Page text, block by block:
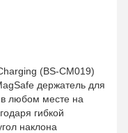
(BS-CM019)
держатель для
в любом месте на
гибкой
наклона